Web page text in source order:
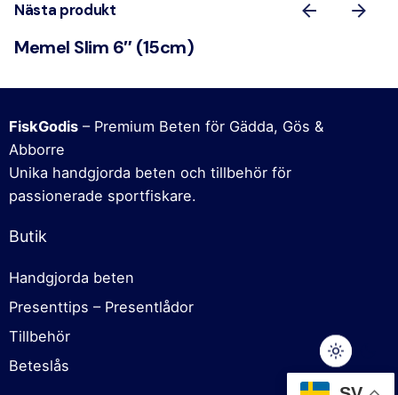
69,00kr
Nästa produkt
Memel Slim 6″ (15cm)
FiskGodis – Premium Beten för Gädda, Gös &
Abborre
Unika handgjorda beten och tillbehör för
passionerade sportfiskare.
Butik
Handgjorda beten
Presenttips – Presentlådor
Tillbehör
Beteslås